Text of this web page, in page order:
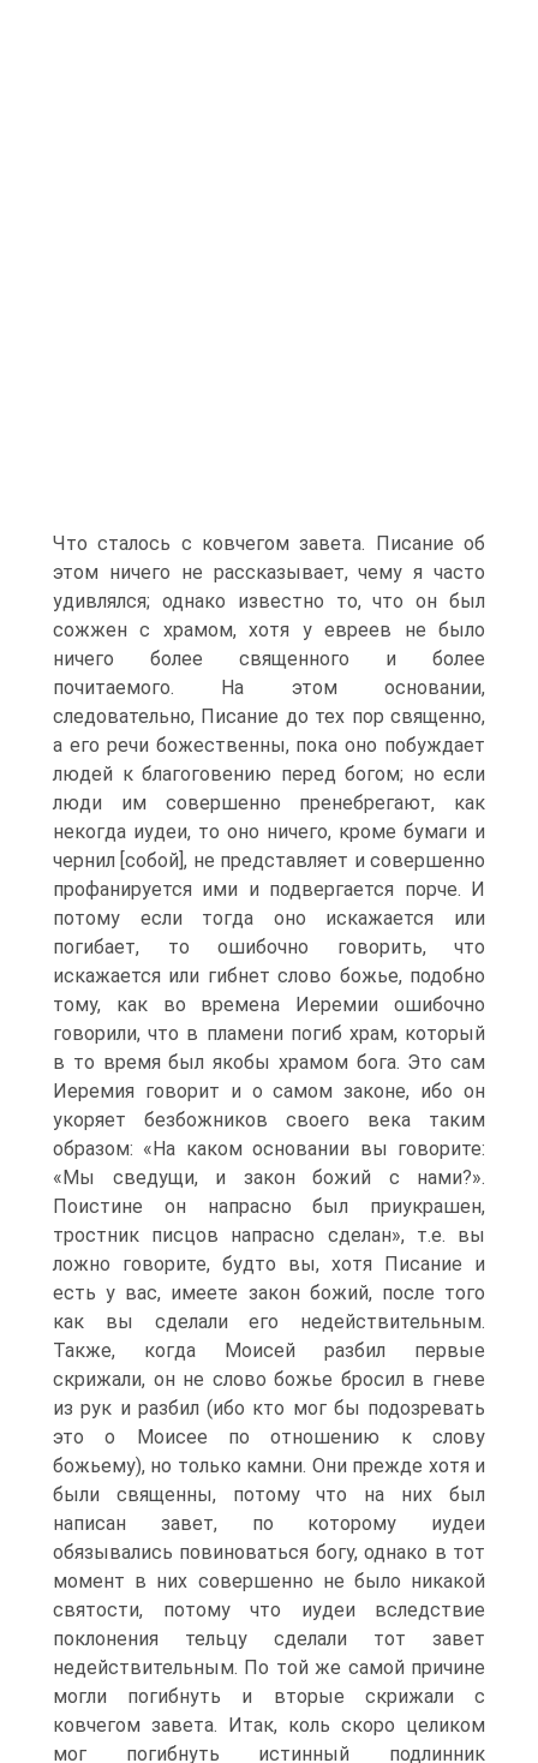
Что сталось с ковчегом завета. Писание об
этом ничего не рассказывает, чему я часто
удивлялся; однако известно то, что он был
сожжен с храмом, хотя у евреев не было
ничего более священного и более
почитаемого. На этом основании,
следовательно, Писание до тех пор священно,
а его речи божественны, пока оно побуждает
людей к благоговению перед богом; но если
люди им совершенно пренебрегают, как
некогда иудеи, то оно ничего, кроме бумаги и
чернил [собой], не представляет и совершенно
профанируется ими и подвергается порче. И
потому если тогда оно искажается или
погибает, то ошибочно говорить, что
искажается или гибнет слово божье, подобно
тому, как во времена Иеремии ошибочно
говорили, что в пламени погиб храм, который
в то время был якобы храмом бога. Это сам
Иеремия говорит и о самом законе, ибо он
укоряет безбожников своего века таким
образом: «На каком основании вы говорите:
«Мы сведущи, и закон божий с нами?».
Поистине он напрасно был приукрашен,
тростник писцов напрасно сделан», т.е. вы
ложно говорите, будто вы, хотя Писание и
есть у вас, имеете закон божий, после того
как вы сделали его недействительным.
Также, когда Моисей разбил первые
скрижали, он не слово божье бросил в гневе
из рук и разбил (ибо кто мог бы подозревать
это о Моисее по отношению к слову
божьему), но только камни. Они прежде хотя и
были священны, потому что на них был
написан завет, по которому иудеи
обязывались повиноваться богу, однако в тот
момент в них совершенно не было никакой
святости, потому что иудеи вследствие
поклонения тельцу сделали тот завет
недействительным. По той же самой причине
могли погибнуть и вторые скрижали с
ковчегом завета. Итак, коль скоро целиком
мог погибнуть истинный подлинник